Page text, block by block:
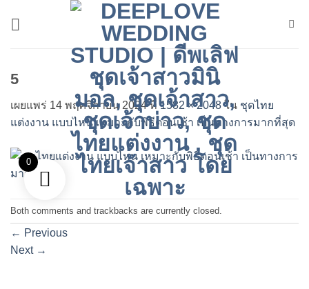
5
เผยแพร่ 14 พฤศจิกายน 2024ที่1582 × 2048ใน ชุดไทย
แต่งงาน แบบไหน เหมาะกับพิธีตอนเช้า เป็นทางการมากที่สุด
Both comments and trackbacks are currently closed.
← Previous
Next →
0